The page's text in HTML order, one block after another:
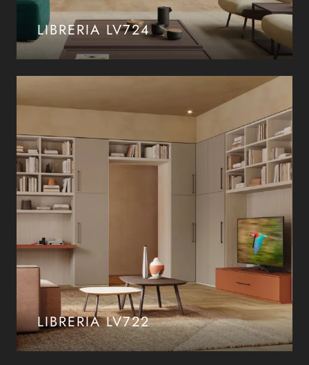
LIBRERIA LV724
LIBRERIA LV722